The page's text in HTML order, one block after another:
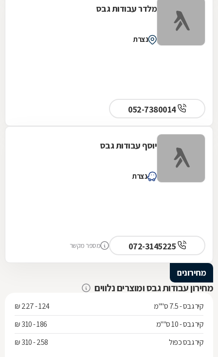
מלדר עבודות גבס
נצרת
052-7380014
יוסף עבודות גבס
נצרת
מספר מקשר
מחירונים
מחירון עבודות גבס ומוצרים נלווים
קיר גבס - 7.5 ס""מ
124 - 227 ₪
קיר גבס - 10 ס""מ
186 - 310 ₪
קיר גבס כפול
258 - 310 ₪